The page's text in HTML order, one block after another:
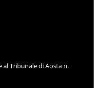
al Tribunale di Aosta n.